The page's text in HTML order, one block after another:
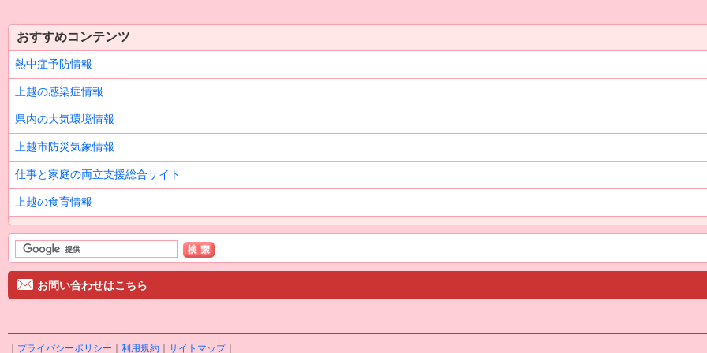
おすすめコンテンツ
熱中症予防情報
上越の感染症情報
県内の大気環境情報
上越市防災気象情報
仕事と家庭の両立支援総合サイト
上越の食育情報
お問い合わせはこちら
プライバシーポリシー 利用規約 サイトマップ｜